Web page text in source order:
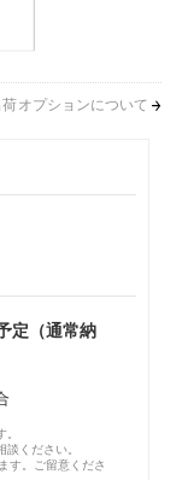
荷オプションについて
定（通常納
ください。
す。ご留意くださ